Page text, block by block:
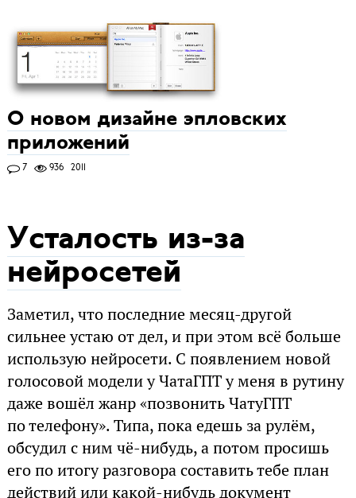
О новом дизайне эпловских
приложений
7 936 2011
Усталость из-за
нейросетей
Заметил, что последние месяц-другой
сильнее устаю от дел, и при этом всё больше
использую нейросети. С появлением новой
голосовой модели у ЧатаГПТ у меня в рутину
даже вошёл жанр «позвонить ЧатуГПТ
по телефону». Типа, пока едешь за рулём,
обсудил с ним чё-нибудь, а потом просишь
его по итогу разговора составить тебе план
действий или какой-нибудь документ